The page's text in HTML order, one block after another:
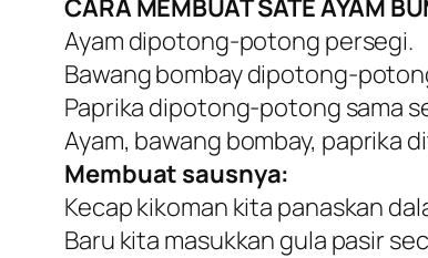
CARA MEMBUAT SATE AYAM
Ayam dipotong-potong persegi.
Bawang bombay dipotong-
Paprika dipotong-potong sama
Ayam, bawang bombay, paprika
Membuat sausnya:
Kecap kikoman kita panaskan
Baru kita masukkan gula pasir